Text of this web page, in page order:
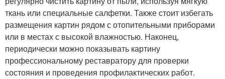
ткань или специальные салфетки. Также стоит избегать
размещения картин рядом с отопительными приборами
или в местах с высокой влажностью. Наконец,
периодически можно показывать картину
профессиональному реставратору для проверки
состояния и проведения профилактических работ.